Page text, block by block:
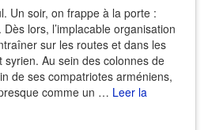
Un soir, on frappe à la porte :
lors, l’implacable organisation
sur les routes et dans les
Au sein des colonnes de
de ses compatriotes arméniens,
comme un … Leer la